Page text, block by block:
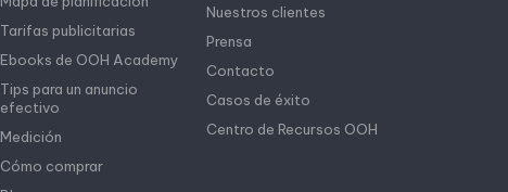
Tarifas publicitarias
Ebooks de OOH Academy
Tips para un anuncio
efectivo
Medición
Cómo comprar
Nuestros clientes
Prensa
Contacto
Casos de éxito
Centro de Recursos OOH